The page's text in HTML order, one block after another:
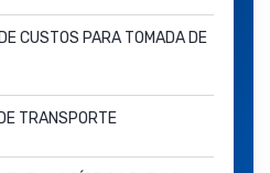
CUSTOS PARA TOMADA DE
TRANSPORTE